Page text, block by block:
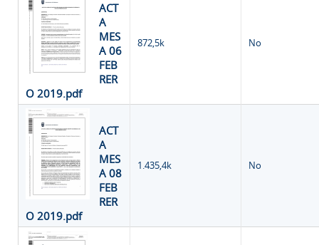
ACT
A
MES
A 06
FEB
RER
O 2019.pdf
872,5k No
ACT
A
MES
A 08
FEB
RER
O 2019.pdf
1.435,4k No